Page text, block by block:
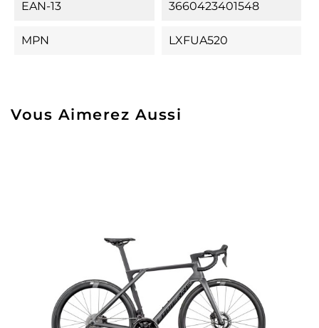
EAN-13 3660423401548
MPN LXFUA520
Vous Aimerez Aussi